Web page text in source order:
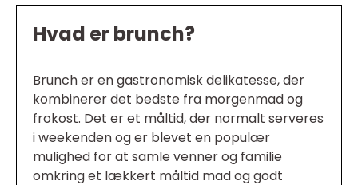
Hvad er brunch?
Brunch er en gastronomisk delikatesse, der
kombinerer det bedste fra morgenmad og
frokost. Det er et måltid, der normalt serveres
i weekenden og er blevet en populær
mulighed for at samle venner og familie
omkring et lækkert måltid mad og godt